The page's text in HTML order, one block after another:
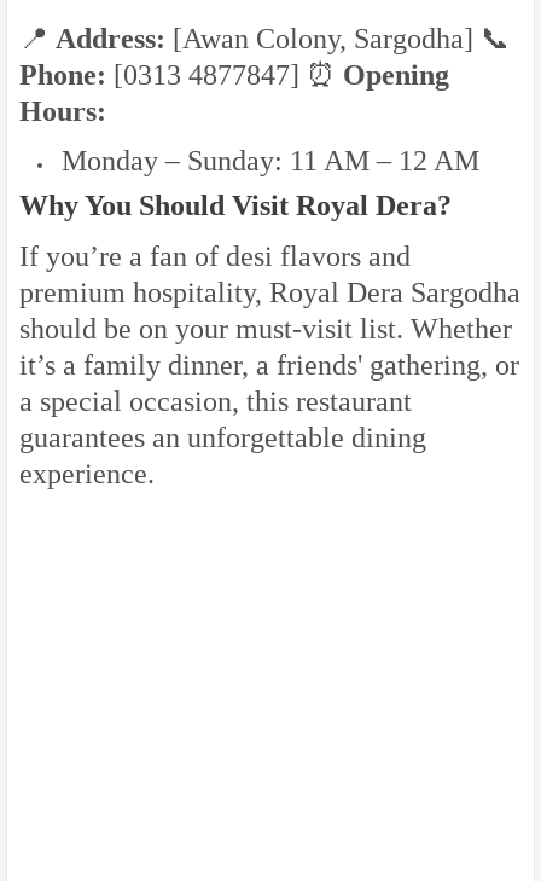
📍 Address: [Awan Colony, Sargodha] 📞
Phone: [0313 4877847] ⏰ Opening
Hours:
Monday – Sunday: 11 AM – 12 AM
Why You Should Visit Royal Dera?
If you’re a fan of desi flavors and
premium hospitality, Royal Dera Sargodha
should be on your must-visit list. Whether
it’s a family dinner, a friends' gathering, or
a special occasion, this restaurant
guarantees an unforgettable dining
experience.